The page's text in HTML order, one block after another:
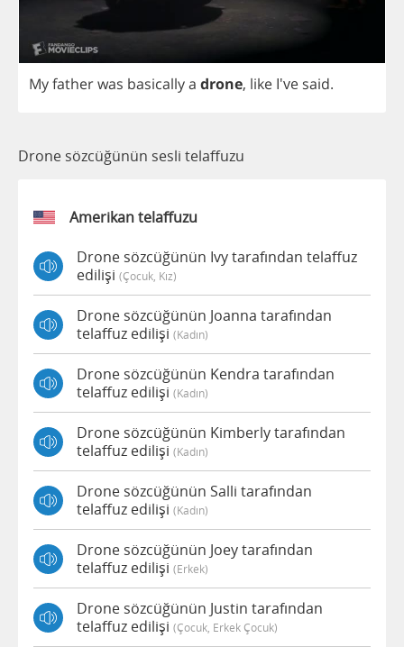
Myfatherwas basicallya drone, like I've said.
Drone sözcüğünün sesli telaffuzu
Amerikan telaffuzu
Drone sözcüğünün Ivy tarafından telaffuz
edilişi (çocuk, Kız)
Drone sözcüğünün Joanna tarafından
telaffuz edilişi (kadın)
Drone sözcüğünün Kendra tarafından
telaffuz edilişi (kadın)
Drone sözcüğünün Kimberly tarafından
telaffuz edilişi (kadın)
Drone sözcüğünün Salli tarafından
telaffuz edilişi (kadın)
Drone sözcüğünün Joey tarafından
telaffuz edilişi (erkek)
Drone sözcüğünün Justin tarafından
telaffuz edilişi (çocuk, Erkek Çocuk)